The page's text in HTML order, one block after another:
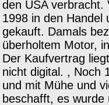
den USA verbracht.
1998 in den Handel
gekauft. Damals
überholtem Motor,
Der Kaufvertrag
nicht digital. , Noch
und mit Mühe und
beschafft, es